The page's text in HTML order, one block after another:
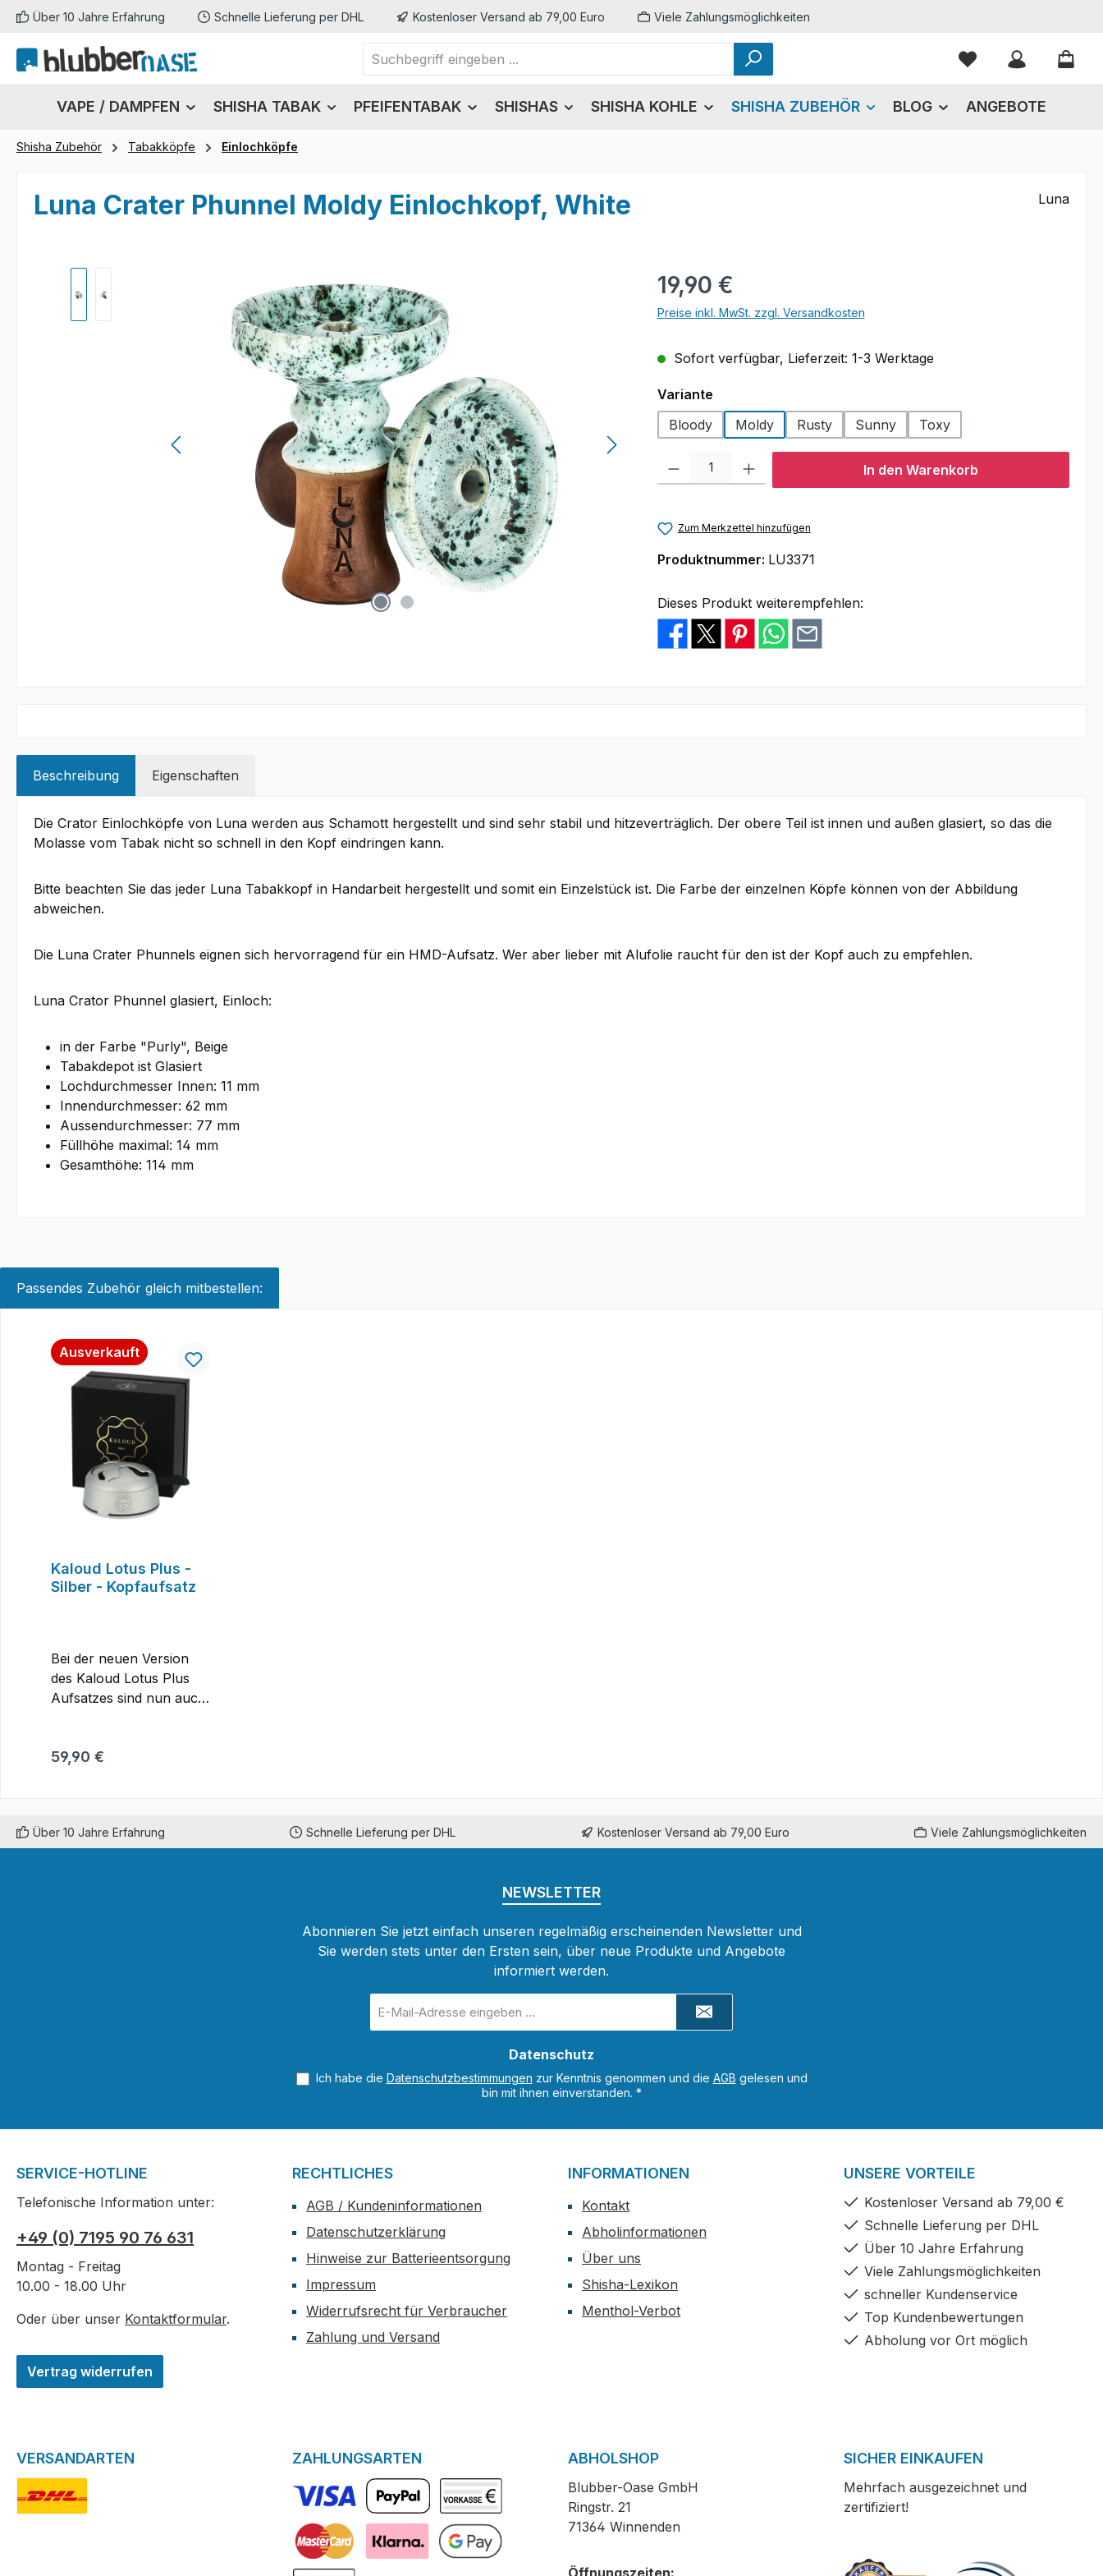
Hauptinhalt springen
Zur Suche springen
Zur Hauptnavigation springen
Über 10 Jahre Erfahrung Schnelle Lieferung per DHL Kostenloser Versand ab 79,00 Euro Viele Zahlungsmöglichkeiten
Du hast 0
VAPE / DAMPFEN SHISHA TABAK PFEIFENTABAK SHISHAS SHISHA KOHLE SHISHA ZUBEHÖR BLOG ANGEBOTE
Shisha Zubehör Tabakköpfe Einlochköpfe
Luna Crater Phunnel Moldy Einlochkopf, White Luna
Regulärer Preis:
19,90 €
Preise inkl. MwSt. zzgl. Versandkosten
Sofort verfügbar, Lieferzeit: 1-3 Werktage
Varianteauswählen
Bloody
Moldy Rusty Sunny Toxy
Produkt Anzahl: Gib den gewünschten Wert ein oder benutze die Schaltflächen
In den Warenkorb
Zum Merkzettel hinzufügen
Produktnummer: LU3371
Dieses Produkt weiterempfehlen:
Beschreibung Eigenschaften
Die Crator Einlochköpfe von Luna werden aus Schamott hergestellt und sind sehr stabil und hitzeverträglich. Der obere Teil ist innen und außen glasiert, so das die
Molasse vom Tabak nicht so schnell in den Kopf eindringen kann.
Bitte beachten Sie das jeder Luna Tabakkopf in Handarbeit hergestellt und somit ein Einzelstück ist. Die Farbe der einzelnen Köpfe können von der Abbildung
abweichen.
Die Luna Crater Phunnels eignen sich hervorragend für ein HMD-Aufsatz. Wer aber lieber mit Alufolie raucht für den ist der Kopf auch zu empfehlen.
Luna Crator Phunnel glasiert, Einloch:
in der Farbe "Purly", Beige
Tabakdepot ist Glasiert
Lochdurchmesser Innen: 11 mm
Innendurchmesser: 62 mm
Aussendurchmesser: 77 mm
Füllhöhe maximal: 14 mm
Gesamthöhe: 114 mm
Passendes Zubehör gleich mitbestellen:
Produktgalerie überspringen
Ausverkauft
Kaloud Lotus Plus -
Silber - Kopfaufsatz
Bei der neuen Version
des Kaloud Lotus Plus
Aufsatzes sind nun auch
länger und besser glüht.
auch drei Kohlestücke
den Tabak und die
flüchtigen
Kohle geschützt.
Regulärer Preis:
59,90 €
Über 10 Jahre Erfahrung Schnelle Lieferung per DHL Kostenloser Versand ab 79,00 Euro Viele Zahlungsmöglichkeiten
NEWSLETTER
Abonnieren Sie jetzt einfach unseren regelmäßig erscheinenden Newsletter und
Sie werden stets unter den Ersten sein, über neue Produkte und Angebote
informiert werden.
Mail-
Datenschutz
Ich habe die Datenschutzbestimmungen zur Kenntnis genommen und die AGB gelesen und
bin mit ihnen einverstanden. *
SERVICE-HOTLINE
Telefonische Information unter:
+49 (0) 7195 90 76 631
Montag - Freitag
10.00 - 18.00 Uhr
Oder über unser Kontaktformular.
Vertrag widerrufen
RECHTLICHES
AGB / Kundeninformationen
Datenschutzerklärung
Hinweise zur Batterieentsorgung
Impressum
Widerrufsrecht für Verbraucher
Zahlung und Versand
INFORMATIONEN
Kontakt
Abholinformationen
Über uns
Shisha-Lexikon
Menthol-Verbot
UNSERE VORTEILE
Kostenloser Versand ab 79,00 €
Schnelle Lieferung per DHL
Über 10 Jahre Erfahrung
Viele Zahlungsmöglichkeiten
schneller Kundenservice
Top Kundenbewertungen
Abholung vor Ort möglich
VERSANDARTEN ZAHLUNGSARTEN
Vorkasse
PayPal
Kreditkarte
VISA Logo
ABHOLSHOP
Blubber-Oase GmbH
Ringstr. 21
71364 Winnenden
SICHER EINKAUFEN
Mehrfach ausgezeichnet und
zertifiziert!